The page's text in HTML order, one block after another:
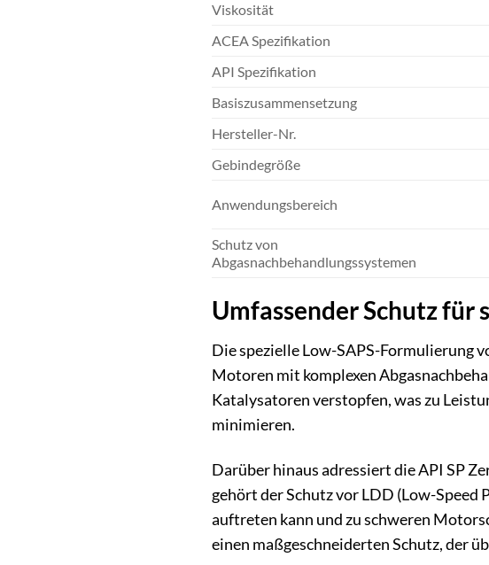
Viskosität
ACEA Spezifikation
API Spezifikation
Basiszusammensetzung
Hersteller-Nr.
Gebindegröße
Anwendungsbereich
Schutz von
Abgasnachbehandlungssystemen
Umfassender Schutz
Die spezielle Low-SAPS-Formulierung
Motoren mit komplexen
Katalysatoren verstopfen, was zu
minimieren.
Darüber hinaus adressiert die API SP
gehört der Schutz vor LDD (Low-
auftreten kann und zu schweren
einen maßgeschneiderten Schutz, der